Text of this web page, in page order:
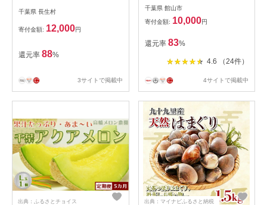
千葉県 長生村
寄付金額: 12,000円
還元率 88%
3サイトで掲載中
600g【1486510】
千葉県 館山市
寄付金額: 10,000円
還元率 83%
4.6 （24件）
4サイトで掲載中
出典：ふるさとチョイス 出典：マイナビふるさと納税